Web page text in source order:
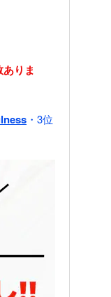
りま
・3位